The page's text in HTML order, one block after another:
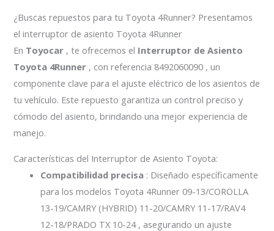
¿Buscas repuestos para tu Toyota 4Runner? Presentamos
el interruptor de asiento Toyota 4Runner
En Toyocar , te ofrecemos el Interruptor de Asiento
Toyota 4Runner , con referencia 8492060090 , un
componente clave para el ajuste eléctrico de los asientos de
tu vehículo. Este repuesto garantiza un control preciso y
cómodo del asiento, brindando una mejor experiencia de
manejo.
Características del Interruptor de Asiento Toyota:
Compatibilidad precisa : Diseñado específicamente
para los modelos Toyota 4Runner 09-13/COROLLA
13-19/CAMRY (HYBRID) 11-20/CAMRY 11-17/RAV4
12-18/PRADO TX 10-24 , asegurando un ajuste